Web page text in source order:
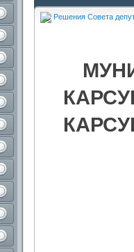
Решения Совета